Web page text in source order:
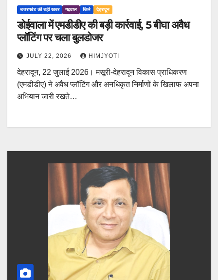
उत्तराखंड की बड़ी खबर गढ़वाल जिले देहरादून
डोईवाला में एमडीडीए की बड़ी कार्रवाई, 5 बीघा अवैध
प्लॉटिंग पर चला बुलडोजर
JULY 22, 2026 HIMJYOTI
देहरादून, 22 जुलाई 2026। मसूरी-देहरादून विकास प्राधिकरण
(एमडीडीए) ने अवैध प्लॉटिंग और अनधिकृत निर्माणों के खिलाफ अपना
अभियान जारी रखते…